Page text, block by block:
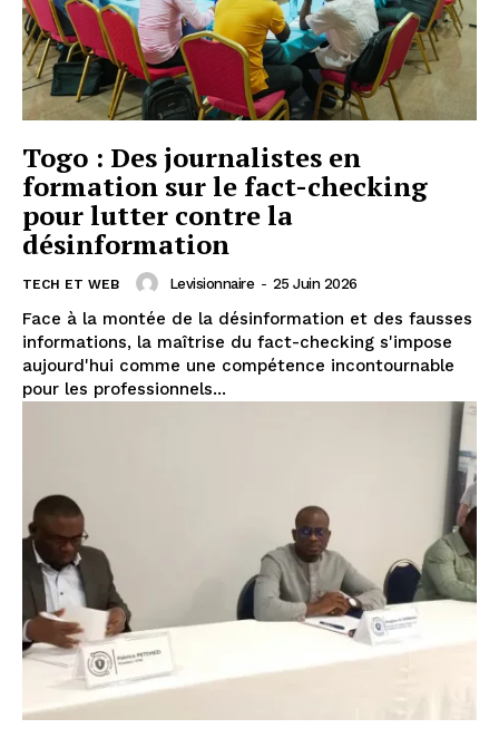
Togo : Des journalistes en
formation sur le fact-checking
pour lutter contre la
désinformation
TECH ET WEB Levisionnaire - 25 Juin 2026
Face à la montée de la désinformation et des fausses
informations, la maîtrise du fact-checking s'impose
aujourd'hui comme une compétence incontournable
pour les professionnels...